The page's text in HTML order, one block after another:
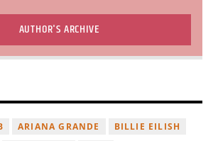
AUTHOR'S ARCHIVE
ARIANA GRANDE
BILLIE EILISH